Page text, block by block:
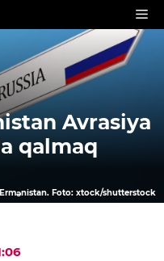
Avrasiya
qalmaq
Foto: xtock/shutterstock